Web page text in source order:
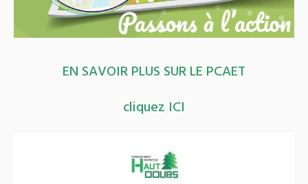
EN SAVOIR PLUS SUR LE PCAET
cliquez ICI